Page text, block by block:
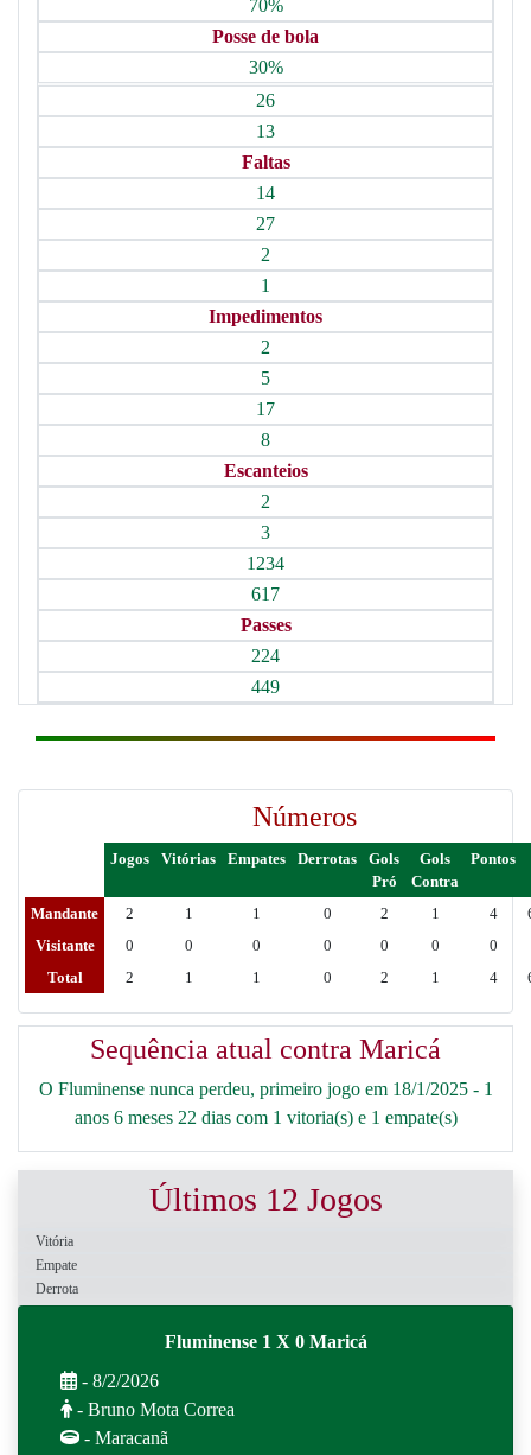
70%
Posse de bola
30%
26
13
Faltas
14
27
2
1
Impedimentos
2
5
17
8
Escanteios
2
3
1234
617
Passes
224
449
Números
Jogos Vitórias Empates Derrotas
Gols
Pró
Gols
Contra
Pontos
Mandante 2 1 1 0 2 1 4
Visitante
0 0 0 0 0 0
0
Total
2 1 1 0 2 1 4
Sequência atual contra Maricá
O Fluminense nunca perdeu, primeiro jogo em 18/1/2025 - 1
anos 6 meses 22 dias com 1 vitoria(s) e 1 empate(s)
Últimos 12 Jogos
Vitória
Empate
Derrota
Fluminense 1 X 0 Maricá
- 8/2/2026
- Bruno Mota Correa
- Maracanã